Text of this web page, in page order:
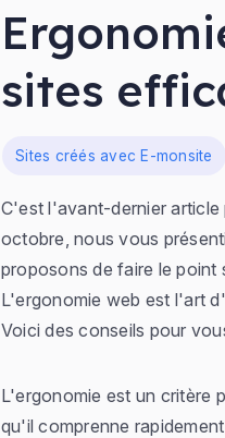
sites
Sites créés avec E-monsite
C'est l'avant-dernier article
octobre, nous vous
proposons de faire le point
L'ergonomie web est l'art
Voici des conseils pour
L'ergonomie est un critère
qu'il comprenne